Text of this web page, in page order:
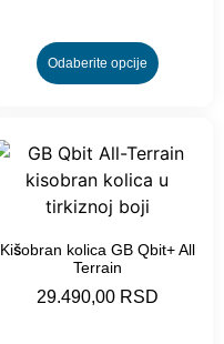
Odaberite opcije
Kišobran kolica GB Qbit+ All
Terrain
29.490,00 RSD